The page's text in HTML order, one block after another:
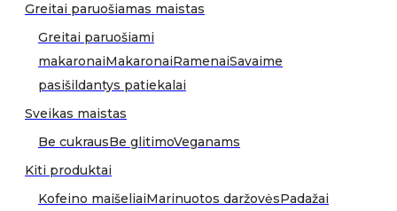
Greitai paruošiamas maistas
Greitai paruošiami
makaronaiMakaronaiRamenaiSavaime
pasišildantys patiekalai
Sveikas maistas
Be cukrausBe glitimoVeganams
Kiti produktai
Kofeino maišeliaiMarinuotos daržovėsPadažai